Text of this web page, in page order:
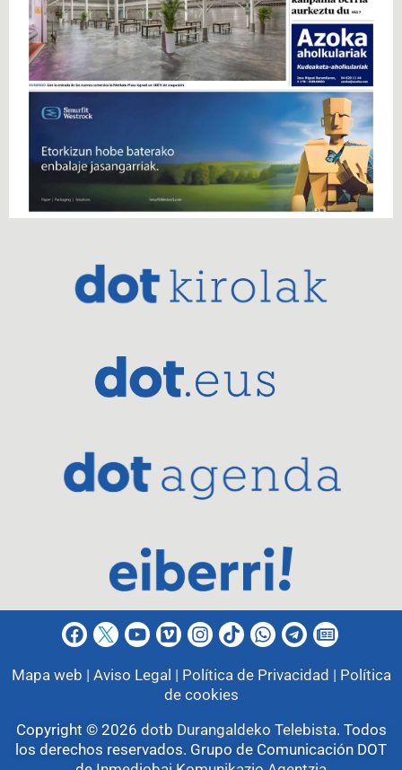
Mapa web | Aviso Legal | Política de Privacidad | Política
de cookies
Copyright © 2026 dotb Durangaldeko Telebista. Todos
los derechos reservados. Grupo de Comunicación DOT